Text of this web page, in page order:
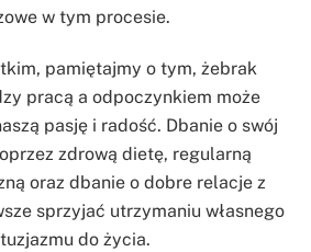
w tym procesie.
pamiętajmy o tym, żebrak
pracą a odpoczynkiem może
pasję i radość. Dbanie o swój
zdrową dietę, regularną
oraz dbanie o dobre relacje z
sprzyjać utrzymaniu własnego
do życia.